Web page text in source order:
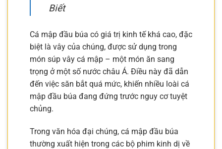
Biết
Cá mập đầu búa có giá trị kinh tế khá cao, đặc
biệt là vây của chúng, được sử dụng trong
món súp vây cá mập – một món ăn sang
trọng ở một số nước châu Á. Điều này đã dẫn
đến việc săn bắt quá mức, khiến nhiều loài cá
mập đầu búa đang đứng trước nguy cơ tuyệt
chủng.
Trong văn hóa đại chúng, cá mập đầu búa
thường xuất hiện trong các bộ phim kinh dị về